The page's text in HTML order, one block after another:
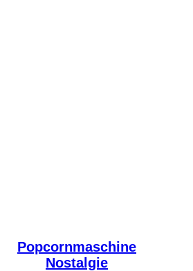
Popcornmaschine
Nostalgie